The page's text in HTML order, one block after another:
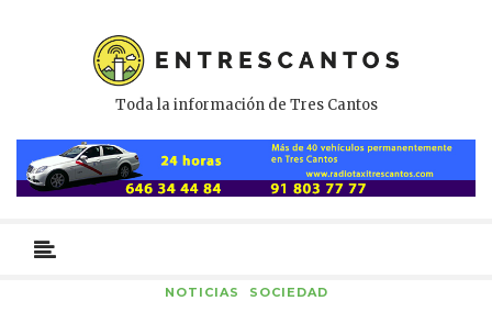
Toda la información de Tres Cantos
primario
NOTICIAS SOCIEDAD